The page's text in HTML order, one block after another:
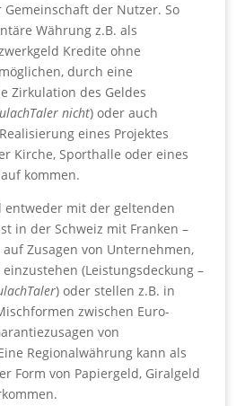
der Nutzer. So
Währung z.B. als
Kredite ohne
durch eine
Zirkulation des Geldes
nicht) oder auch
eines Projektes
Kirche, Sporthalle oder eines
kommen.
entweder mit der geltenden
in der Schweiz mit Franken –
Zusagen von Unternehmen,
(Leistungsdeckung –
) oder stellen z.B. in
zwischen Euro-
von
Regionalwährung kann als
Form von Papiergeld, Giralgeld